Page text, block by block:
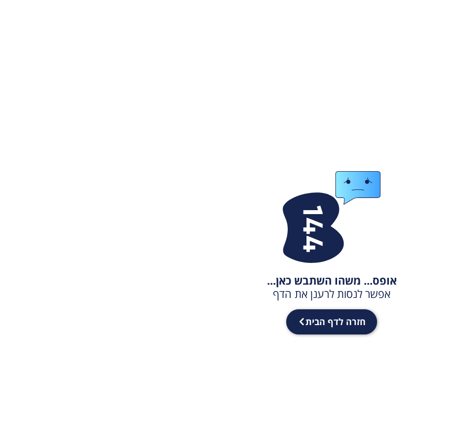
אופס... משהו השתבש כאן...
אפשר לנסות לרענן את הדף
חזרה לדף הבית